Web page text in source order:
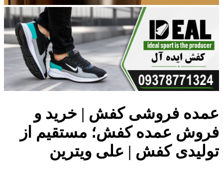
عمده فروشی کفش | خرید و
فروش عمده کفش؛ مستقیم از
تولیدی کفش | علی ویترین